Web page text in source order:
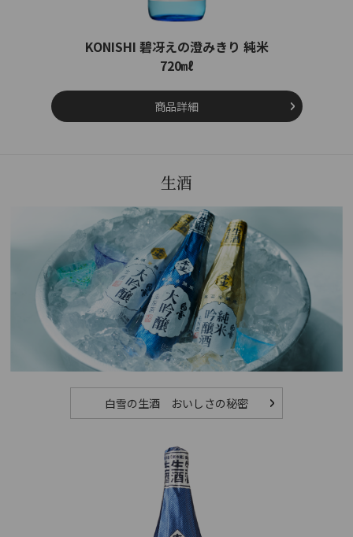
KONISHI 碧冴えの澄みきり 純米
720㎖
商品詳細
生酒
白雪の生酒 おいしさの秘密